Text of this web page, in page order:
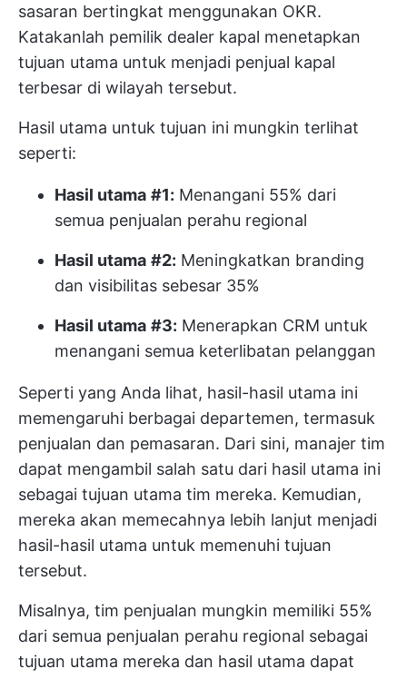
sasaran bertingkat menggunakan OKR.
Katakanlah pemilik dealer kapal menetapkan
tujuan utama untuk menjadi penjual kapal
terbesar di wilayah tersebut.
Hasil utama untuk tujuan ini mungkin terlihat
seperti:
Hasil utama #1: Menangani 55% dari
semua penjualan perahu regional
Hasil utama #2: Meningkatkan branding
dan visibilitas sebesar 35%
Hasil utama #3: Menerapkan CRM untuk
menangani semua keterlibatan pelanggan
Seperti yang Anda lihat, hasil-hasil utama ini
memengaruhi berbagai departemen, termasuk
penjualan dan pemasaran. Dari sini, manajer tim
dapat mengambil salah satu dari hasil utama ini
sebagai tujuan utama tim mereka. Kemudian,
mereka akan memecahnya lebih lanjut menjadi
hasil-hasil utama untuk memenuhi tujuan
tersebut.
Misalnya, tim penjualan mungkin memiliki 55%
dari semua penjualan perahu regional sebagai
tujuan utama mereka dan hasil utama dapat